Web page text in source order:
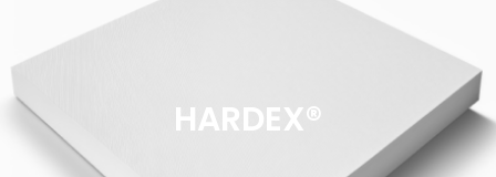
HARDEX®